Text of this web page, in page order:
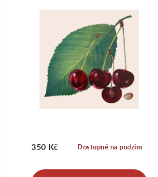
e
n
í
p
o
Dostupné na podzim
350 Kč